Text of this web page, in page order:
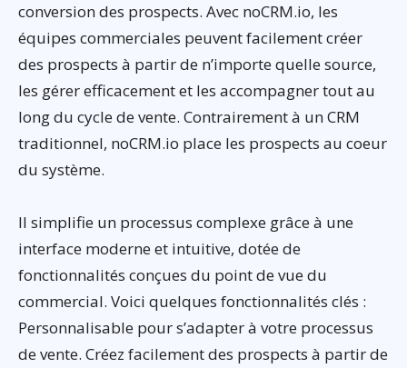
conversion des prospects. Avec noCRM.io, les
équipes commerciales peuvent facilement créer
des prospects à partir de n’importe quelle source,
les gérer efficacement et les accompagner tout au
long du cycle de vente. Contrairement à un CRM
traditionnel, noCRM.io place les prospects au coeur
du système.
Il simplifie un processus complexe grâce à une
interface moderne et intuitive, dotée de
fonctionnalités conçues du point de vue du
commercial. Voici quelques fonctionnalités clés :
Personnalisable pour s’adapter à votre processus
de vente. Créez facilement des prospects à partir de